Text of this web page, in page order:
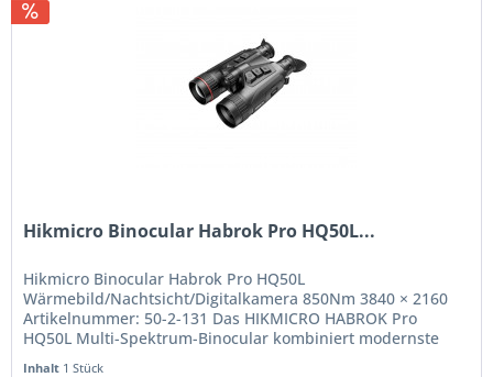
Hikmicro Binocular Habrok Pro HQ50L...
Hikmicro Binocular Habrok Pro HQ50L
Wärmebild/Nachtsicht/Digitalkamera 850Nm 3840 × 2160
Artikelnummer: 50-2-131 Das HIKMICRO HABROK Pro
HQ50L Multi-Spektrum-Binocular kombiniert modernste
Inhalt 1 Stück